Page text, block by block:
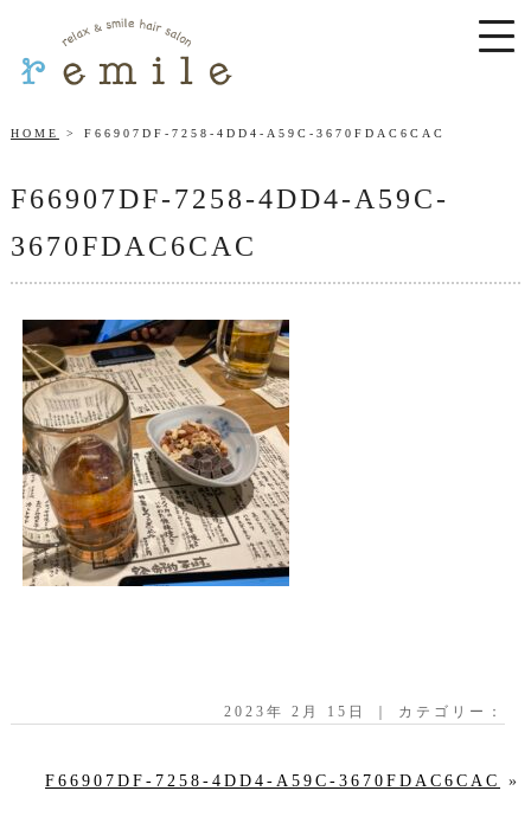
HOME F66907DF-7258-4DD4-A59C-3670FDAC6CAC
F66907DF-7258-4DD4-A59C-
3670FDAC6CAC
2023年 2月 15日 ｜ カテゴリー：
F66907DF-7258-4DD4-A59C-3670FDAC6CAC »